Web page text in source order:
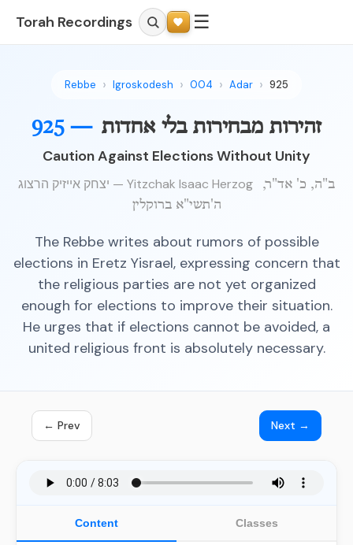
Torah Recordings ☰
Rebbe Igroskodesh 004 Adar 925
925 — זהירות מבחירות בלי אחדות
Caution Against Elections Without Unity
יצחק אייזיק הרצוג — Yitzchak Isaac Herzog
ב"ה, כ' אד"ר,
ה'תשי"א ברוקלין
The Rebbe writes about rumors of possible
elections in Eretz Yisrael, expressing concern that
the religious parties are not yet organized
enough for elections to improve their situation.
He urges that if elections cannot be avoided, a
united religious front is absolutely necessary.
← Prev Next →
Content Classes